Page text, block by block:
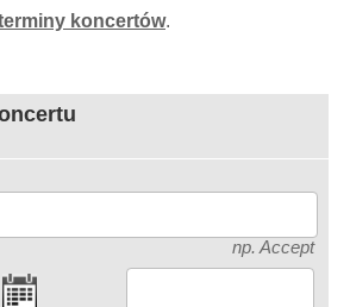
koncertów.
np. Accept